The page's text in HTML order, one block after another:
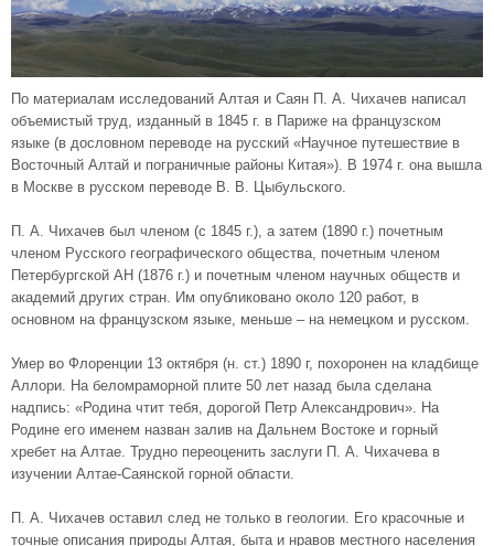
По материалам исследований Алтая и Саян П. А. Чихачев написал
объемистый труд, изданный в 1845 г. в Париже на французском
языке (в дословном переводе на русский «Научное путешествие в
Восточный Алтай и пограничные районы Китая»). В 1974 г. она вышла
в Москве в русском переводе В. В. Цыбульского.
П. А. Чихачев был членом (с 1845 г.), а затем (1890 г.) почетным
членом Русского географического общества, почетным членом
Петербургской АН (1876 г.) и почетным членом научных обществ и
академий других стран. Им опубликовано около 120 работ, в
основном на французском языке, меньше – на немецком и русском.
Умер во Флоренции 13 октября (н. ст.) 1890 г, похоронен на кладбище
Аллори. На беломраморной плите 50 лет назад была сделана
надпись: «Родина чтит тебя, дорогой Петр Александрович». На
Родине его именем назван залив на Дальнем Востоке и горный
хребет на Алтае. Трудно переоценить заслуги П. А. Чихачева в
изучении Алтае-Саянской горной области.
П. А. Чихачев оставил след не только в геологии. Его красочные и
точные описания природы Алтая, быта и нравов местного населения